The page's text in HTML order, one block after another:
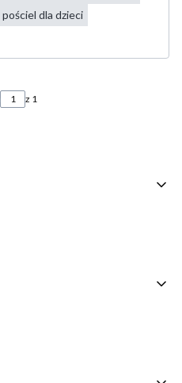
pościel dla dzieci
z 1